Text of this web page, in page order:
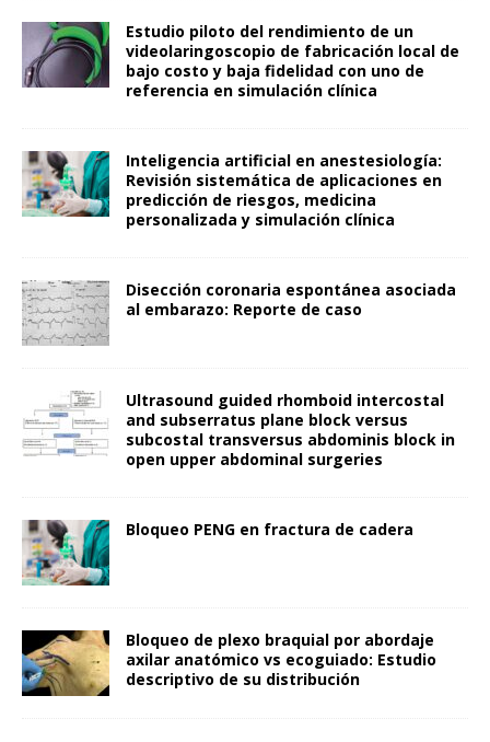
Estudio piloto del rendimiento de un
videolaringoscopio de fabricación local de
bajo costo y baja fidelidad con uno de
referencia en simulación clínica
Inteligencia artificial en anestesiología:
Revisión sistemática de aplicaciones en
predicción de riesgos, medicina
personalizada y simulación clínica
Disección coronaria espontánea asociada
al embarazo: Reporte de caso
Ultrasound guided rhomboid intercostal
and subserratus plane block versus
subcostal transversus abdominis block in
open upper abdominal surgeries
Bloqueo PENG en fractura de cadera
Bloqueo de plexo braquial por abordaje
axilar anatómico vs ecoguiado: Estudio
descriptivo de su distribución